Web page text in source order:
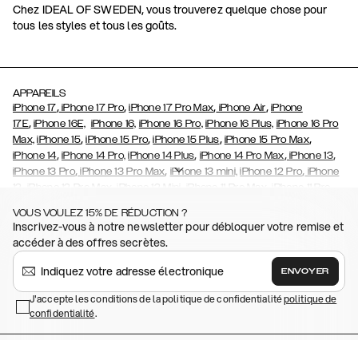
Chez IDEAL OF SWEDEN, vous trouverez quelque chose pour
tous les styles et tous les goûts.
APPAREILS
iPhone 17,iPhone 17 Pro,iPhone 17 Pro Max, iPhone Air, iPhone
17E,iPhone 16E, iPhone 16, iPhone 16 Pro, iPhone 16 Plus, iPhone 16 Pro
Max, iPhone 15,iPhone 15 Pro,iPhone 15 Plus, iPhone 15 Pro Max,
iPhone 14, iPhone 14 Pro, iPhone 14 Plus, iPhone 14 Pro Max,iPhone 13,
iPhone 13 Pro, iPhone 13 Pro Max, iPhone 13 mini, iPhone 12 Pro, iPhone
12
iPhone 12 Pro Max iPhone 12 Mini iPhone 11 Pro Max iPhone 11 Pro
(2020),iPhone 8,iPhone 8 Plus ,iPhone 7 , iPhone 7 Plus , ,
iPhone 6/6s Plus , iPhone 5/5s/SE , Galaxy S26 , Galaxy S26+ ,
S26 Ultra,Samsung Galaxy S25, Galaxy S25+,Galaxy S25 Ultra,
Galaxy S24,Galaxy S24+,Galaxy S24 Ultra, Samsung Galaxy S23
Galaxy S23+ ,Galaxy S22
Plus,Galaxy S22 Ultra,Galaxy A52/ A52s 5G,Galaxy S21,Galaxy S21
Plus,Galaxy S21 Ultra
Ultra,Galaxy S10,Galaxy S10+,Galaxy S10e,Galaxy S9,Galaxy S9+,
VOUS VOULEZ 15% DE RÉDUCTION ?
Inscrivez-vous à notre newsletter pour débloquer votre remise et
accéder à des offres secrètes.
ENVOYER
J'accepte les conditions de la politique de confidentialitépolitique de
confidentialité.